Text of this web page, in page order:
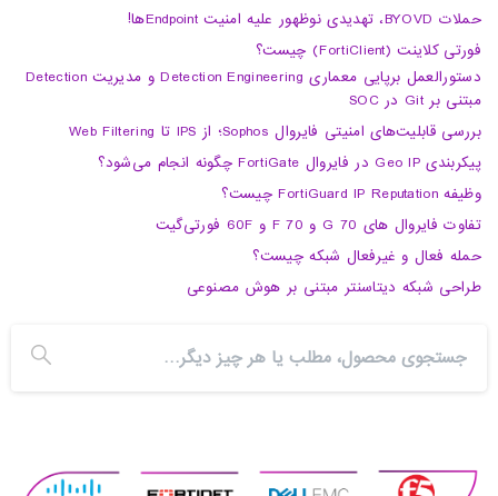
حملات BYOVD، تهدیدی نوظهور علیه امنیت Endpointها!
فورتی کلاینت (FortiClient) چیست؟
دستورالعمل برپایی معماری Detection Engineering و مدیریت Detection
مبتنی بر Git در SOC
بررسی قابلیت‌های امنیتی فایروال Sophos؛ از IPS تا Web Filtering
پیکربندی Geo IP در فایروال FortiGate چگونه انجام می‌شود؟
وظیفه FortiGuard IP Reputation چیست؟
تفاوت فایروال های 70 G و 70 F و 60F فورتی‌گیت
حمله فعال و غیرفعال شبکه چیست؟
طراحی شبکه دیتاسنتر مبتنی بر هوش مصنوعی